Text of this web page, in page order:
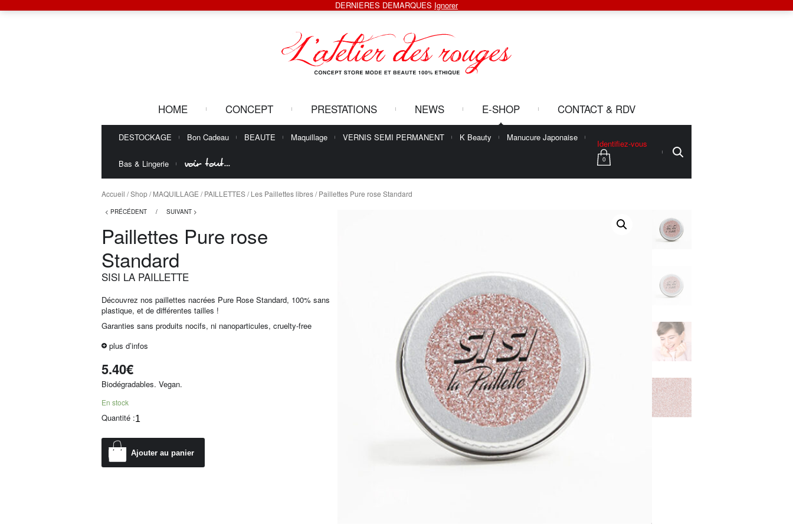
HOME CONCEPT PRESTATIONS NEWS E-SHOP CONTACT & RDV
DESTOCKAGE Bon Cadeau BEAUTE Maquillage VERNIS SEMI PERMANENT K Beauty Manucure Japonaise
Bas & Lingerie voir tout…
Identifiez-vous
0
Accueil /Shop/MAQUILLAGE /PAILLETTES/Les Paillettes libres/ Paillettes Pure rose Standard
< PRÉCÉDENT / SUIVANT >
Paillettes Pure rose
Standard
SISI LA PAILLETTE
Découvrez nos paillettes nacrées Pure Rose Standard, 100% sans
plastique, et de différentes tailles !
Garanties sans produits nocifs, ni nanoparticules, cruelty-free
plus d’infos
5.40€
Biodégradables. Vegan.
En stock
Quantité :
Ajouter au panier
DERNIERES DEMARQUES Ignorer